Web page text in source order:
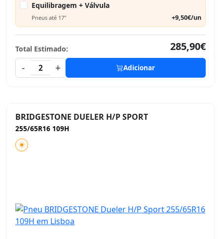
Equilibragem + Válvula
Pneus até 17" +9,50€/un
Total Estimado:
285,90€
-
2 + Adicionar
BRIDGESTONE DUELER H/P SPORT
255/65R16 109H